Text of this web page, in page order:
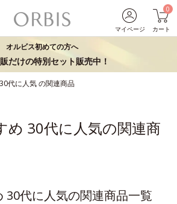
マイページ
0
カート
オルビス初めての方へ
だけの特別セット販売中！
30代に人気の関連商品
め 30代に人気の関連商
30代に人気の関連商品一覧